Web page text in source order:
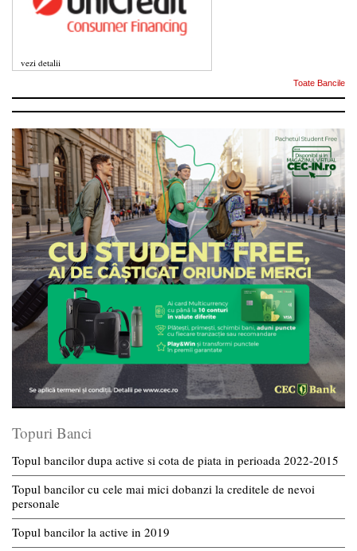
vezi detalii
Toate Bancile
Topuri Banci
Topul bancilor dupa active si cota de piata in perioada 2022-2015
Topul bancilor cu cele mai mici dobanzi la creditele de nevoi
personale
Topul bancilor la active in 2019